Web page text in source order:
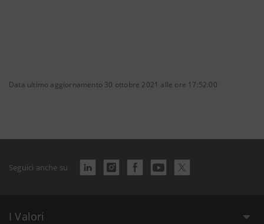
Data ultimo aggiornamento 30 ottobre 2021 alle ore 17:52:00
Seguici anche su
I Valori